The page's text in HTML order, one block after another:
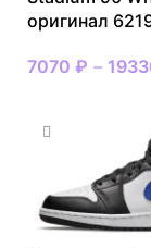
оригинал
7070 ₽ –